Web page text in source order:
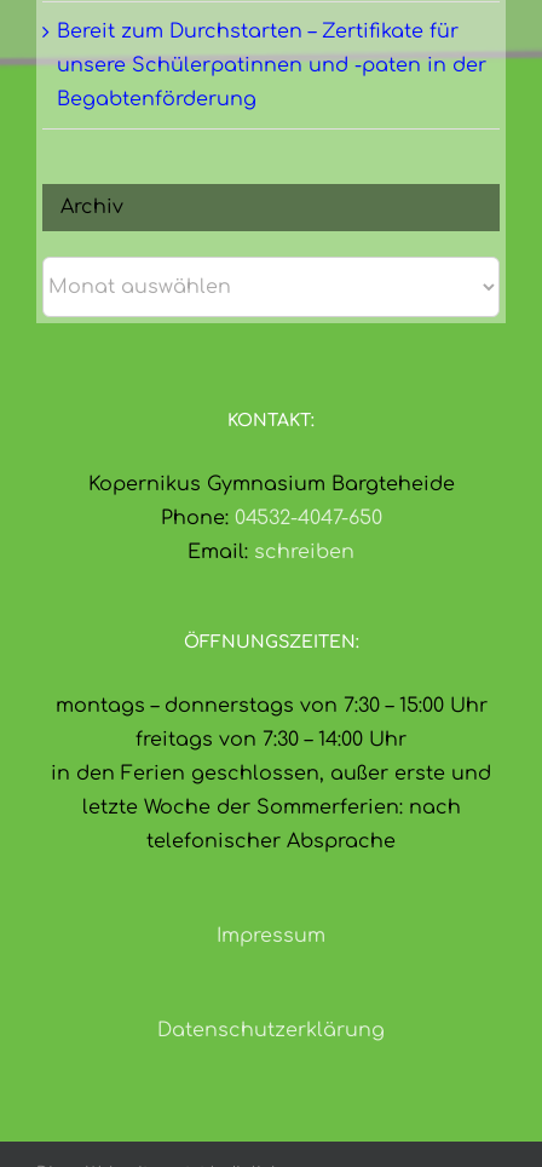
Bereit zum Durchstarten – Zertifikate für
unsere Schülerpatinnen und -paten in der
Begabtenförderung
Archiv
Archiv
KONTAKT:
Kopernikus Gymnasium Bargteheide
Phone: 04532-4047-650
Email: schreiben
ÖFFNUNGSZEITEN:
montags – donnerstags von 7:30 – 15:00 Uhr
freitags von 7:30 – 14:00 Uhr
in den Ferien geschlossen, außer erste und
letzte Woche der Sommerferien: nach
telefonischer Absprache
Impressum
Datenschutzerklärung